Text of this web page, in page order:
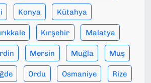
Konya Kütahya
Kırşehir Malatya
Mersin Muğla Muş
Ordu Osmaniye Rize